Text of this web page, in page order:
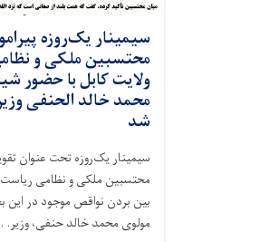
سیمینار یک‌روزه
محتسبین ملکی و
ولایت کابل با حضور
محمد خالد الحنفی
شد
سیمینار یک‌روزه تحت عنوان
محتسبین ملکی و نظامی ریاست
بین بردن نواقص موجود در
مولوی محمد خالد حنفی، وزیر.